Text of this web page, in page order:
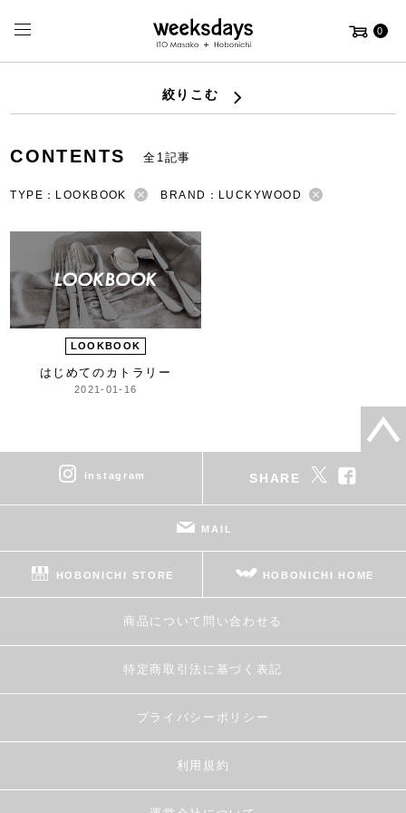
0
絞りこむ
CONTENTS 全1記事
TYPE：LOOKBOOK BRAND：LUCKYWOOD
LOOKBOOK
はじめてのカトラリー
2021-01-16
instagram SHARE
MAIL
HOBONICHI STORE HOBONICHI HOME
商品について問い合わせる
特定商取引法に基づく表記
プライバシーポリシー
利用規約